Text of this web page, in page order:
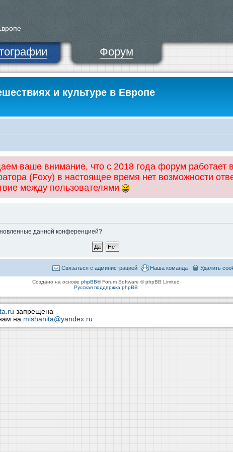
Форум
и культуре в Европе
ваше внимание, что с 2018 года форум работает
(Foxy) в настоящее время нет возможности
между пользователями
данной конференцией?
Удалить
Наша команда
Связаться с администрацией
Создано на основе phpBB® Forum Software © phpBB Limited
Русская поддержка phpBB
запрещена
на mishanita@yandex.ru